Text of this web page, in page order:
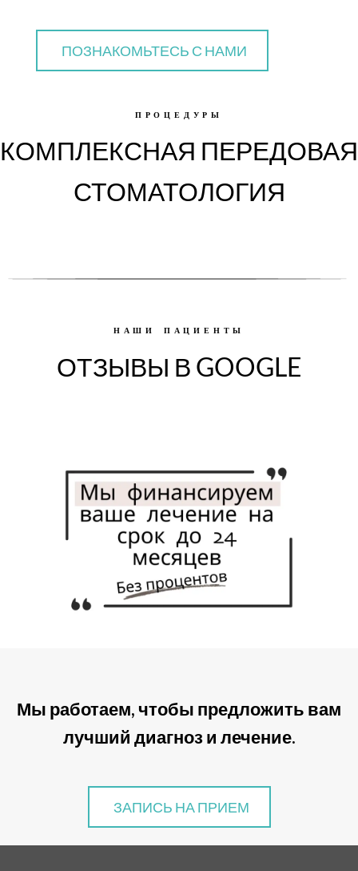
ПОЗНАКОМЬТЕСЬ С НАМИ
ПРОЦЕДУРЫ
КОМПЛЕКСНАЯ ПЕРЕДОВАЯ
СТОМАТОЛОГИЯ
НАШИ ПАЦИЕНТЫ
ОТЗЫВЫ В GOOGLE
Мы работаем, чтобы предложить вам
лучший диагноз и лечение.
ЗАПИСЬ НА ПРИЕМ